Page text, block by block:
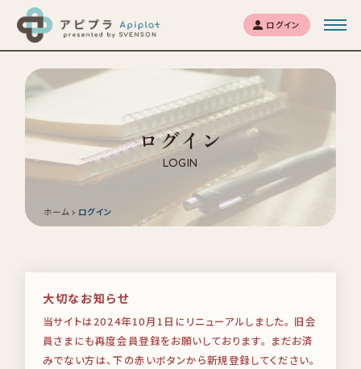
ログイン
ログイン
LOGIN
ホーム ログイン
大切なお知らせ
当サイトは2024年10月1日にリニューアルしました。 旧会
員さまにも再度会員登録をお願いしております。 まだお済
みでない方は、下の赤いボタンから新規登録してください。